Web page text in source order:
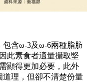
包含ω-3及ω-6兩種脂肪
此素食者適量攝取堅
顯得更加必要，此外
理，但卻不清楚份量